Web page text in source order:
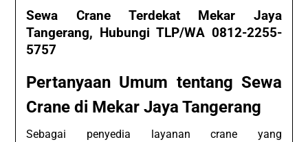
Sewa Crane Terdekat Mekar Jaya
Tangerang, Hubungi TLP/WA 0812-2255-
5757
Pertanyaan Umum tentang Sewa
Crane di Mekar Jaya Tangerang
Sebagai penyedia layanan crane yang